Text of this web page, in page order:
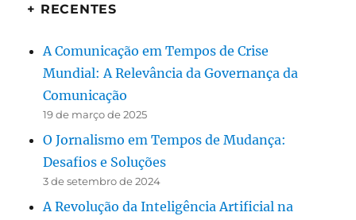
+ RECENTES
A Comunicação em Tempos de Crise
Mundial: A Relevância da Governança da
Comunicação
19 de março de 2025
O Jornalismo em Tempos de Mudança:
Desafios e Soluções
3 de setembro de 2024
A Revolução da Inteligência Artificial na